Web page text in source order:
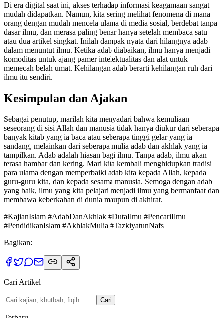
Di era digital saat ini, akses terhadap informasi keagamaan sangat
mudah didapatkan. Namun, kita sering melihat fenomena di mana
orang dengan mudah mencela ulama di media sosial, berdebat tanpa
dasar ilmu, dan merasa paling benar hanya setelah membaca satu
atau dua artikel singkat. Inilah dampak nyata dari hilangnya adab
dalam menuntut ilmu. Ketika adab diabaikan, ilmu hanya menjadi
komoditas untuk ajang pamer intelektualitas dan alat untuk
memecah belah umat. Kehilangan adab berarti kehilangan ruh dari
ilmu itu sendiri.
Kesimpulan dan Ajakan
Sebagai penutup, marilah kita menyadari bahwa kemuliaan
seseorang di sisi Allah dan manusia tidak hanya diukur dari seberapa
banyak kitab yang ia baca atau seberapa tinggi gelar yang ia
sandang, melainkan dari seberapa mulia adab dan akhlak yang ia
tampilkan. Adab adalah hiasan bagi ilmu. Tanpa adab, ilmu akan
terasa hambar dan kering. Mari kita kembali menghidupkan tradisi
para ulama dengan memperbaiki adab kita kepada Allah, kepada
guru-guru kita, dan kepada sesama manusia. Semoga dengan adab
yang baik, ilmu yang kita pelajari menjadi ilmu yang bermanfaat dan
membawa keberkahan di dunia maupun di akhirat.
#KajianIslam #AdabDanAkhlak #DutaIlmu #PencariIlmu
#PendidikanIslam #AkhlakMulia #TazkiyatunNafs
Bagikan:
Cari Artikel
Cari